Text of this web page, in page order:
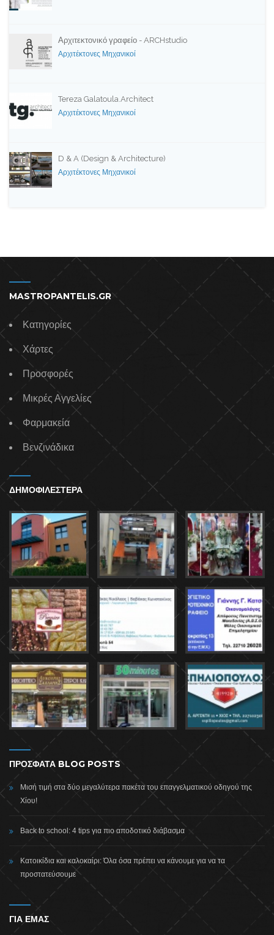
Αρχιτεκτονικό γραφείο - ARCHstudio
Αρχιτέκτονες Μηχανικοί
Tereza Galatoula.Architect
Αρχιτέκτονες Μηχανικοί
D & A (Design & Architecture)
Αρχιτέκτονες Μηχανικοί
MASTROPANTELIS.GR
Κατηγορίες
Χάρτες
Προσφορές
Μικρές Αγγελίες
Φαρμακεία
Βενζινάδικα
ΔΗΜΟΦΙΛΕΣΤΕΡΑ
ΠΡΟΣΦΑΤΑ BLOG POSTS
Μισή τιμή στα δύο μεγαλύτερα πακέτα του επαγγελματικού οδηγού της
Χίου!
Back to school: 4 tips για πιο αποδοτικό διάβασμα
Κατοικίδια και καλοκαίρι: Όλα όσα πρέπει να κάνουμε για να τα
προστατεύσουμε
ΓΙΑ ΕΜΑΣ